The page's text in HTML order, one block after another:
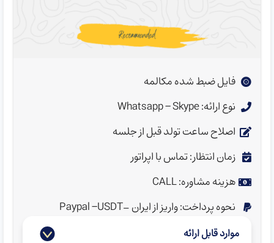
فایل ضبط شده مکالمه
نوع ارائه: Whatsapp - Skype
اصلاح ساعت تولد قبل از جلسه
زمان انتظار: تماس با اپراتور
هزینه مشاوره: CALL
نحوه پرداخت: واریز از ایران -Paypal -USDT
موارد قابل ارائه